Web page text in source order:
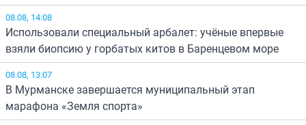
08.08, 14:08
Использовали специальный арбалет: учёные впервые
взяли биопсию у горбатых китов в Баренцевом море
08.08, 13:07
В Мурманске завершается муниципальный этап
марафона «Земля спорта»